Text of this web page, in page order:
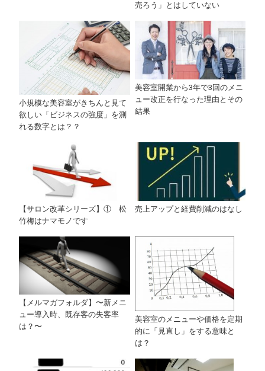
売ろう」とはしていない
小規模な美容室がきちんと見て
欲しい「ビジネスの強度」を測
れる数字とは？？
美容室開業から3年で3回のメニ
ュー改正を行なった理由とその
結果
【サロン改革シリーズ】① 松
竹梅はナマモノです
売上アップと経費削減のはなし
【メルマガフォルダ】〜新メニ
ュー導入時、既存客の失客率
は？〜
美容室のメニューや価格を定期
的に「見直し」をする意味と
は？